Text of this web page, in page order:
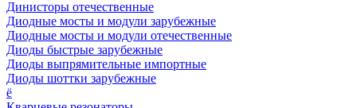
Динисторы отечественные
Диодные мосты и модули зарубежные
Диодные мосты и модули отечественные
Диоды быстрые зарубежные
Диоды выпрямительные импортные
Диоды шоттки зарубежные
ё